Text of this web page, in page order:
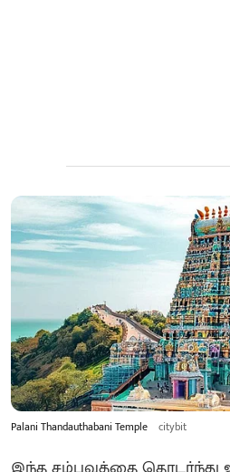
Palani Thandauthabani Temple citybit